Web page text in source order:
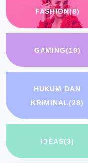
FASHION(8)
GAMING(10)
HUKUM DAN
KRIMINAL(28)
IDEAS(3)